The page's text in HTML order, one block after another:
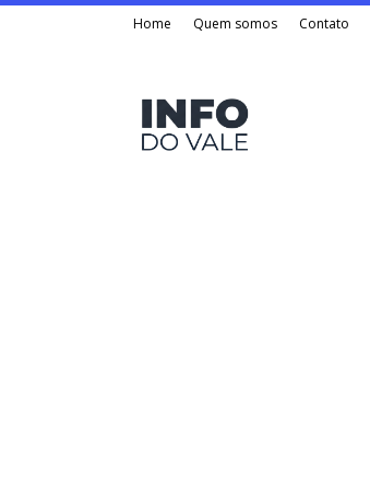
Home Quem somos Contato